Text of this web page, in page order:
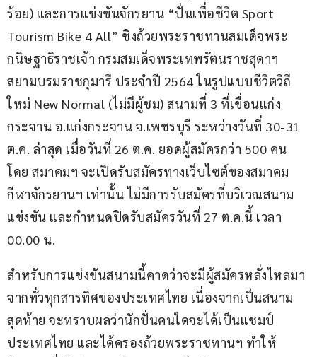
ร้อย) และการแข่งขันจักรยาน “ปั่นเพื่อชีวิต Sport
Tourism Bike 4 All” ชิงถ้วยพระราชทานสมเด็จพระ
กนิษฐาธิราชเจ้า กรมสมเด็จพระเทพรัตนราชสุดาฯ
สยามบรมราชกุมารี ประจำปี 2564 ในรูปแบบชีวิตวิถี
ใหม่ New Normal (ไม่มีผู้ชม) สนามที่ 3 ที่เขื่อนแก่ง
กระจาน อ.แก่งกระจาน จ.เพชรบุรี ระหว่างวันที่ 30-31
ต.ค. ล่าสุด เมื่อวันที่ 26 ต.ค. ยอดผู้สมัครกว่า 500 คน
โดย สมาคมฯ จะเปิดรับสมัครทางเว็บไซต์ของสมาคม
กีฬาจักรยานฯ เท่านั้น ไม่มีการรับสมัครที่บริเวณสนาม
แข่งขัน และกำหนดปิดรับสมัครวันที่ 27 ต.ค.นี้ เวลา
00.00 น.
สำหรับการแข่งขันสนามนี้คาดว่าจะมีผู้สมัครหลั่งไหลมา
จากทั่วทุกสารทิศของประเทศไทย เนื่องจากเป็นสนาม
สุดท้าย จะทราบผลว่านักปั่นคนใดจะได้เป็นแชมป์
ประเทศไทย และได้ครองถ้วยพระราชทานฯ ทำให้